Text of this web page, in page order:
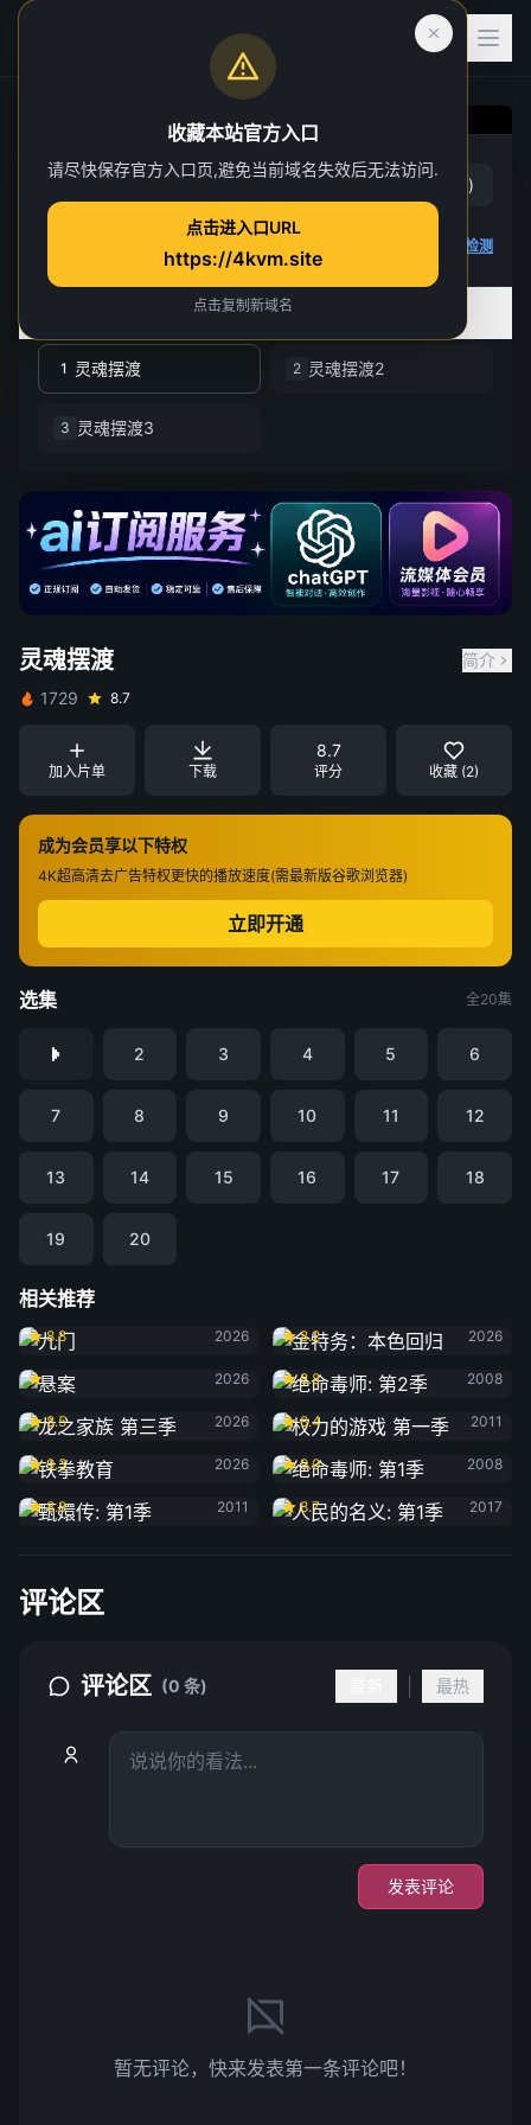
灵魂摆渡
第 1 集
赞 ( 2 )
播放检测
1 灵魂摆渡 2 灵魂摆渡2
3 灵魂摆渡3
灵魂摆渡
简介
1729
8.7
加入片单 下载
8.7
评分 收藏 (2)
成为会员享以下特权
4K超高清去广告特权更快的播放速度(需最新版谷歌浏览器)
立即开通
选集 全20集
2 3 4 5 6
7 8 9 10 11 12
13 14 15 16 17 18
19 20
相关推荐
九门
8.8
2026
8.2
2026
悬案
2026
绝命毒师: 第2季
8.8
2008
龙之家族 第三季
8.5
2026
权力的游戏 第一季
8.4
2011
铁拳教育
9.3
2026
绝命毒师: 第1季
9.0
2008
甄嬛传: 第1季
8.8
2011
人民的名义: 第1季
8.7
2017
评论区
评论区 (0 条) 最热
发表评论
暂无评论，快来发表第一条评论吧！
收藏本站官方入口
请尽快保存官方入口页,避免当前域名失效后无法访问.
点击进入口URL
https://4kvm.site
点击复制新域名